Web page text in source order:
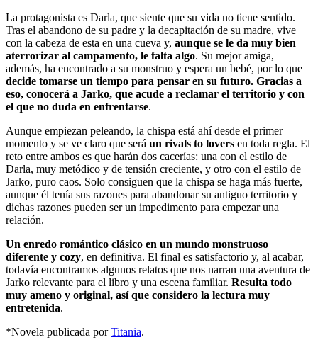
La protagonista es Darla, que siente que su vida no tiene sentido.
Tras el abandono de su padre y la decapitación de su madre, vive
con la cabeza de esta en una cueva y, aunque se le da muy bien
aterrorizar al campamento, le falta algo. Su mejor amiga,
además, ha encontrado a su monstruo y espera un bebé, por lo que
decide tomarse un tiempo para pensar en su futuro. Gracias a
eso, conocerá a Jarko, que acude a reclamar el territorio y con
el que no duda en enfrentarse.
Aunque empiezan peleando, la chispa está ahí desde el primer
momento y se ve claro que será un rivals to lovers en toda regla. El
reto entre ambos es que harán dos cacerías: una con el estilo de
Darla, muy metódico y de tensión creciente, y otro con el estilo de
Jarko, puro caos. Solo consiguen que la chispa se haga más fuerte,
aunque él tenía sus razones para abandonar su antiguo territorio y
dichas razones pueden ser un impedimento para empezar una
relación.
Un enredo romántico clásico en un mundo monstruoso
diferente y cozy, en definitiva. El final es satisfactorio y, al acabar,
todavía encontramos algunos relatos que nos narran una aventura de
Jarko relevante para el libro y una escena familiar. Resulta todo
muy ameno y original, así que considero la lectura muy
entretenida.
*Novela publicada porTitania.